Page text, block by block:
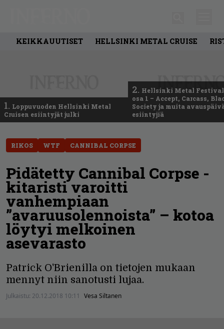
KEIKKAUUTISET HELLSINKI METAL CRUISE
1. Loppuvuoden Hellsinki Metal
Cruisen esiintyjät julki
2. Hellsinki Metal
osa 1 – Accept, Carcass,
Society ja muita
esiintyjiä
RIKOS WTF CANNIBAL CORPSE
Pidätetty Cannibal Corpse -
kitaristi varoitti
vanhempiaan
”avaruusolennoista” – kotoa
löytyi melkoinen
asevarasto
Patrick O'Brienilla on tietojen mukaan
mennyt niin sanotusti lujaa.
Julkaistu: 20.12.2018 10:11 Vesa Siltanen